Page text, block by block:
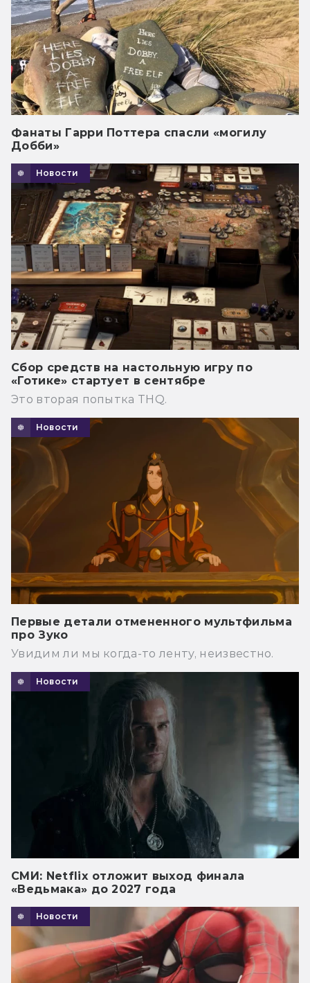
Фанаты Гарри Поттера спасли «могилу
Добби»
Новости
Сбор средств на настольную игру по
«Готике» стартует в сентябре
Это вторая попытка THQ.
Новости
Первые детали отмененного мультфильма
про Зуко
Увидим ли мы когда-то ленту, неизвестно.
Новости
СМИ: Netflix отложит выход финала
«Ведьмака» до 2027 года
Новости